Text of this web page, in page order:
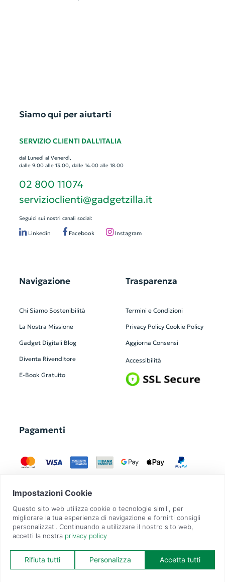
Siamo qui per aiutarti
SERVIZIO CLIENTI DALL'ITALIA
dal Lunedì al Venerdì,
dalle 9.00 alle 13.00, dalle 14.00 alle 18.00
02 800 11074
servizioclienti@gadgetzilla.it
Seguici sui nostri canali social:
Linkedin Facebook Instagram
Navigazione
Chi Siamo Sostenibilità
La Nostra Missione
Gadget Digitali Blog
Diventa Rivenditore
E-Book Gratuito
Trasparenza
Termini e Condizioni
Privacy Policy Cookie Policy
Aggiorna Consensi
Accessibilità
Pagamenti
GadgetZilla è un Brand di Overbi S.r.l.| realizzato con Contit
| © 2026 Tutti
i diritti riservati | P.IVA: 09351560967